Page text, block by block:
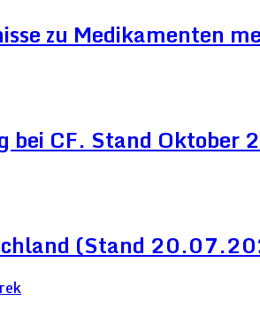
zu Medikamenten
bei CF. Stand Oktober
(Stand